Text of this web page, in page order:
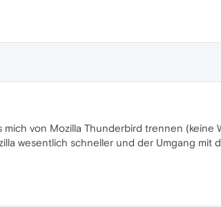
von Mozilla Thunderbird trennen (keine
wesentlich schneller und der Umgang mit